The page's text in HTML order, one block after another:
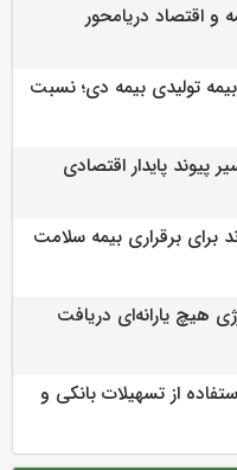
اقتصاد دریامحور
حق‌بیمه تولیدی بیمه دی؛ نسبت
پیوند پایدار اقتصادی
برای برقراری بیمه سلامت
هیچ یارانه‌ای دریافت
از تسهیلات بانکی و